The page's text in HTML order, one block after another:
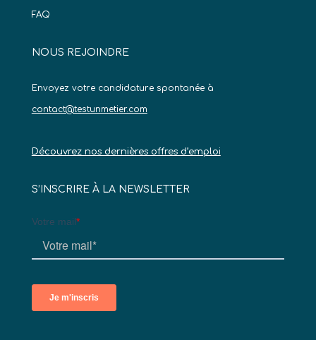
FAQ
NOUS REJOINDRE
Envoyez votre candidature spontanée à
contact@testunmetier.com
Découvrez nos dernières offres d’emploi
S’INSCRIRE À LA NEWSLETTER